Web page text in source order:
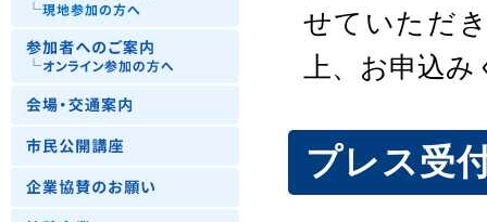
せていただ
上、お申込み
プレス受